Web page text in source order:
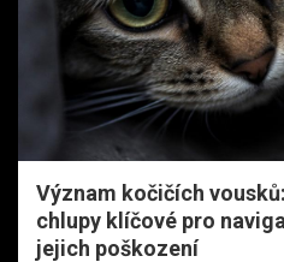
Význam kočičích
chlupy klíčové pro
jejich poškození